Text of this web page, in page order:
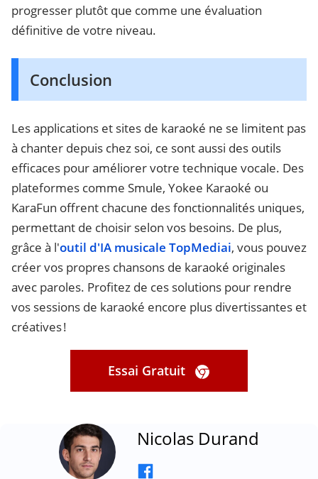
progresser plutôt que comme une évaluation
définitive de votre niveau.
Conclusion
Les applications et sites de karaoké ne se limitent pas
à chanter depuis chez soi, ce sont aussi des outils
efficaces pour améliorer votre technique vocale. Des
plateformes comme Smule, Yokee Karaoké ou
KaraFun offrent chacune des fonctionnalités uniques,
permettant de choisir selon vos besoins. De plus,
grâce à l'outil d'IA musicale TopMediai, vous pouvez
créer vos propres chansons de karaoké originales
avec paroles. Profitez de ces solutions pour rendre
vos sessions de karaoké encore plus divertissantes et
créatives !
Essai Gratuit
Nicolas Durand